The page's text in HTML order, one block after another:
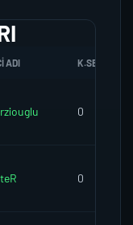
ADI K.SEREFI
0
0